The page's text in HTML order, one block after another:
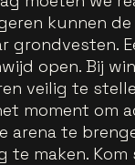
kunnen
grondvesten.
open. Bij
veilig te
moment om
arena te
te maken.